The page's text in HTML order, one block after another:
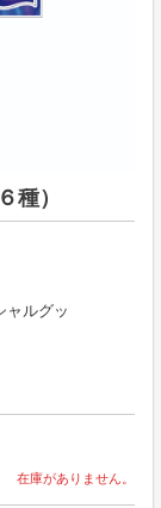
種）
ャルグッ
在庫がありません。